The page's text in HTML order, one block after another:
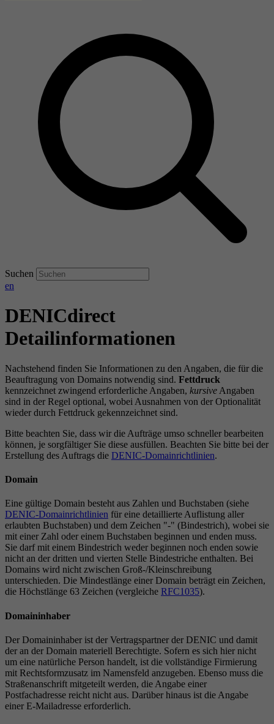
Suchen
en
DENICdirect
Detailinformationen
Nachstehend finden Sie Informationen zu den Angaben, die für die
Beauftragung von Domains notwendig sind. Fettdruck
kennzeichnet zwingend erforderliche Angaben, kursive Angaben
sind in der Regel optional, wobei Ausnahmen von der Optionalität
wieder durch Fettdruck gekennzeichnet sind.
Bitte beachten Sie, dass wir die Aufträge umso schneller bearbeiten
können, je sorgfältiger Sie diese ausfüllen. Beachten Sie bitte bei der
Erstellung des Auftrags die DENIC-Domainrichtlinien.
Domain
Eine gültige Domain besteht aus Zahlen und Buchstaben (siehe
DENIC-Domainrichtlinien für eine detaillierte Auflistung aller
erlaubten Buchstaben) und dem Zeichen "-" (Bindestrich), wobei sie
mit einer Zahl oder einem Buchstaben beginnen und enden muss.
Sie darf mit einem Bindestrich weder beginnen noch enden sowie
nicht an der dritten und vierten Stelle Bindestriche enthalten. Bei
Domains wird nicht zwischen Groß-/Kleinschreibung
unterschieden. Die Mindestlänge einer Domain beträgt ein Zeichen,
die Höchstlänge 63 Zeichen (vergleiche RFC1035).
Domaininhaber
Der Domaininhaber ist der Vertragspartner der DENIC und damit
der an der Domain materiell Berechtigte. Sofern es sich hier nicht
um eine natürliche Person handelt, ist die vollständige Firmierung
mit Rechtsformzusatz im Namensfeld anzugeben. Ebenso muss die
Straßenanschrift mitgeteilt werden, die Angabe einer
Postfachadresse reicht nicht aus. Darüber hinaus ist die Angabe
einer E-Mailadresse erforderlich.